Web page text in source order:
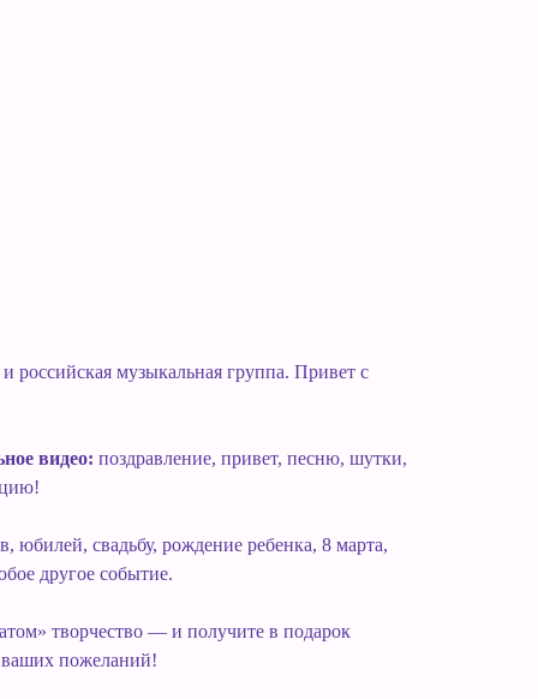
российская музыкальная группа. Привет с
видео: поздравление, привет, песню, шутки,
юбилей, свадьбу, рождение ребенка, 8 марта,
другое событие.
творчество — и получите в подарок
ваших пожеланий!